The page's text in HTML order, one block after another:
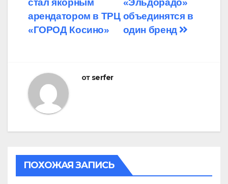
по
записям
«Эльдорадо»
объединятся в
один бренд
стал якорным
арендатором в ТРЦ
«ГОРОД Косино»
от serfer
ПОХОЖАЯ ЗАПИСЬ